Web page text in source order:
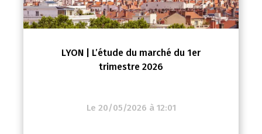
LYON | L’étude du marché du 1er
trimestre 2026
Le 20/05/2026 à 12:01